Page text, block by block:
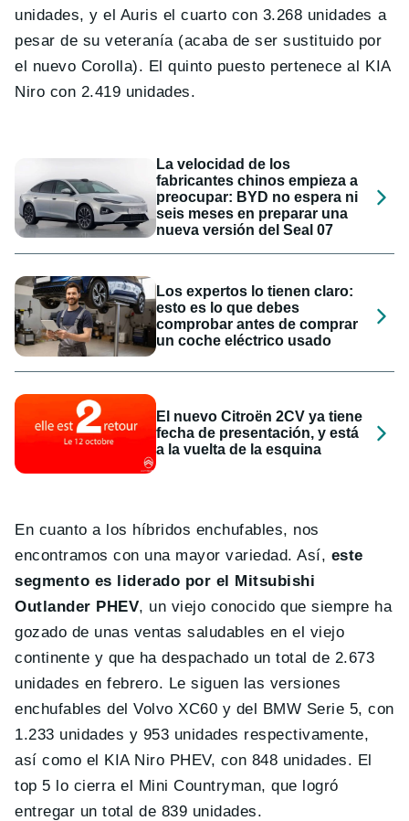
unidades, y el Auris el cuarto con 3.268 unidades a
pesar de su veteranía (acaba de ser sustituido por
el nuevo Corolla). El quinto puesto pertenece al KIA
Niro con 2.419 unidades.
La velocidad de los
fabricantes chinos empieza a
preocupar: BYD no espera ni
seis meses en preparar una
nueva versión del Seal 07
Los expertos lo tienen claro:
esto es lo que debes
comprobar antes de comprar
un coche eléctrico usado
El nuevo Citroën 2CV ya tiene
fecha de presentación, y está
a la vuelta de la esquina
En cuanto a los híbridos enchufables, nos
encontramos con una mayor variedad. Así, este
segmento es liderado por el Mitsubishi
Outlander PHEV, un viejo conocido que siempre ha
gozado de unas ventas saludables en el viejo
continente y que ha despachado un total de 2.673
unidades en febrero. Le siguen las versiones
enchufables del Volvo XC60 y del BMW Serie 5, con
1.233 unidades y 953 unidades respectivamente,
así como el KIA Niro PHEV, con 848 unidades. El
top 5 lo cierra el Mini Countryman, que logró
entregar un total de 839 unidades.